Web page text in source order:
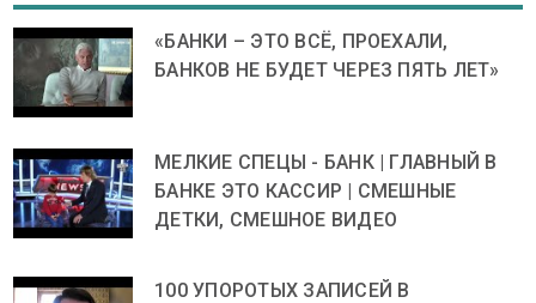
«БАНКИ – ЭТО ВСЁ, ПРОЕХАЛИ,
БАНКОВ НЕ БУДЕТ ЧЕРЕЗ ПЯТЬ ЛЕТ»
МЕЛКИЕ СПЕЦЫ - БАНК | ГЛАВНЫЙ В
БАНКЕ ЭТО КАССИР | СМЕШНЫЕ
ДЕТКИ, СМЕШНОЕ ВИДЕО
100 УПОРОТЫХ ЗАПИСЕЙ В